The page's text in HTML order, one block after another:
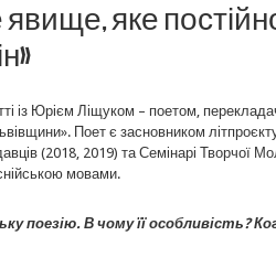
явище, яке
із Юрієм Ліщуком – поетом,
Поет є засновником
(2018, 2019) та Семінарі Творчої
мовами.
поезію. В чому її особливість?